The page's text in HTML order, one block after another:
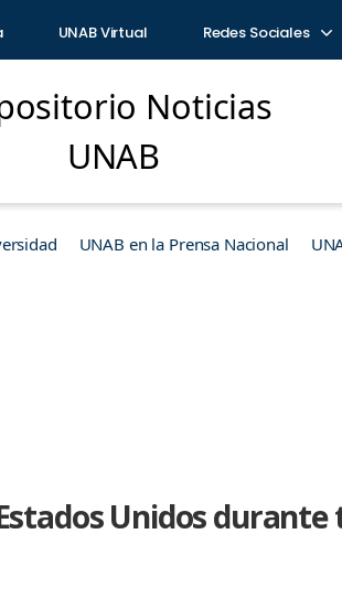
UNAB Virtual Redes Sociales
Noticias
UNAB
UNAB en la Prensa Nacional
Unidos durante